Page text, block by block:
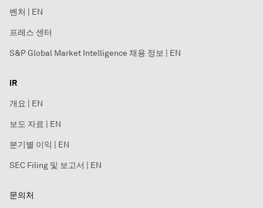
벤처 | EN
프레스 센터
S&P Global Market Intelligence 채용 정보 | EN
IR
개요 | EN
보도 자료 | EN
분기별 이익 | EN
SEC Filing 및 보고서 | EN
문의처